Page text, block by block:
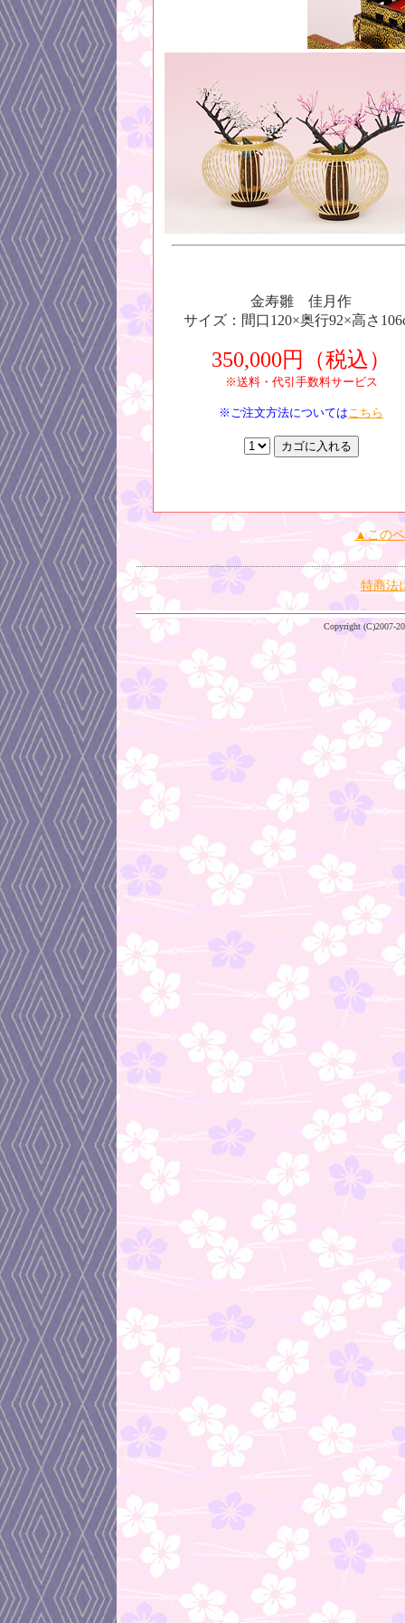
金寿雛 佳月作
サイズ：間口120×奥行92×高さ
350,000円（税込）
※送料・代引手数料サービス
※ご注文方法についてはこちら
▲この
特商法
Copyright (C)2007-